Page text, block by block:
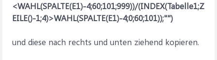
<WAHL(SPALTE(E1)-4;60;101;999))/(INDEX(Tabelle1;Z
EILE()-1;4)>WAHL(SPALTE(E1)-4;0;60;101));"")
und diese nach rechts und unten ziehend kopieren.